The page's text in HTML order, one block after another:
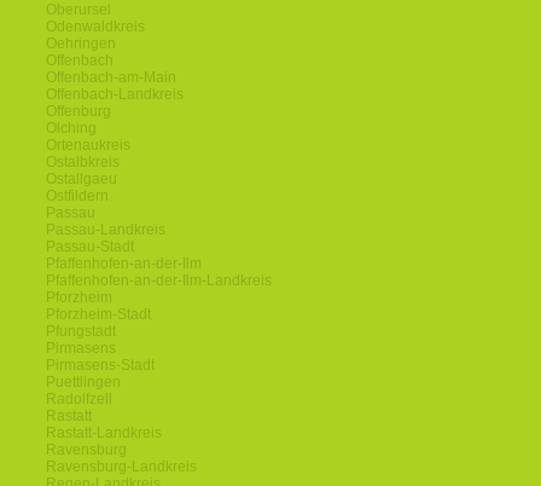
Oberursel
Odenwaldkreis
Oehringen
Offenbach
Offenbach-am-Main
Offenbach-Landkreis
Offenburg
Olching
Ortenaukreis
Ostalbkreis
Ostallgaeu
Ostfildern
Passau
Passau-Landkreis
Passau-Stadt
Pfaffenhofen-an-der-Ilm
Pfaffenhofen-an-der-Ilm-Landkreis
Pforzheim
Pforzheim-Stadt
Pfungstadt
Pirmasens
Pirmasens-Stadt
Puettlingen
Radolfzell
Rastatt
Rastatt-Landkreis
Ravensburg
Ravensburg-Landkreis